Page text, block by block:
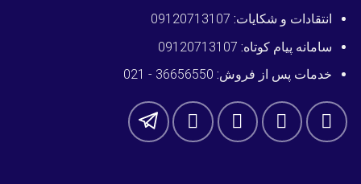
انتقادات و شکایات:09120713107
سامانه پیام کوتاه:09120713107
خدمات پس از فروش:36656550 - 021